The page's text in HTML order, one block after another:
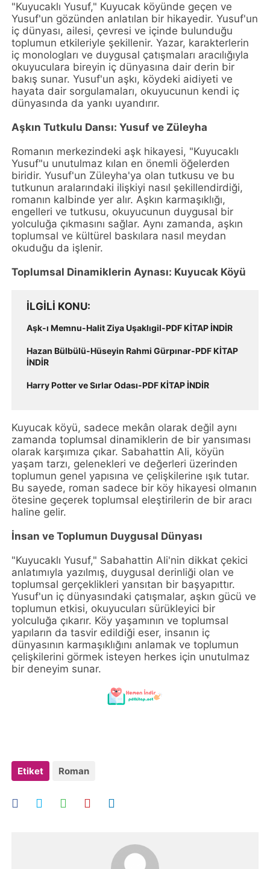
"Kuyucaklı Yusuf," Kuyucak köyünde geçen ve
Yusuf'un gözünden anlatılan bir hikayedir. Yusuf'un
iç dünyası, ailesi, çevresi ve içinde bulunduğu
toplumun etkileriyle şekillenir. Yazar, karakterlerin
iç monologları ve duygusal çatışmaları aracılığıyla
okuyuculara bireyin iç dünyasına dair derin bir
bakış sunar. Yusuf'un aşkı, köydeki aidiyeti ve
hayata dair sorgulamaları, okuyucunun kendi iç
dünyasında da yankı uyandırır.
Aşkın Tutkulu Dansı: Yusuf ve Züleyha
Romanın merkezindeki aşk hikayesi, "Kuyucaklı
Yusuf"u unutulmaz kılan en önemli öğelerden
biridir. Yusuf'un Züleyha'ya olan tutkusu ve bu
tutkunun aralarındaki ilişkiyi nasıl şekillendirdiği,
romanın kalbinde yer alır. Aşkın karmaşıklığı,
engelleri ve tutkusu, okuyucunun duygusal bir
yolculuğa çıkmasını sağlar. Aynı zamanda, aşkın
toplumsal ve kültürel baskılara nasıl meydan
okuduğu da işlenir.
Toplumsal Dinamiklerin Aynası: Kuyucak Köyü
İLGILI KONU
Aşk-ı Memnu-Halit Ziya Uşaklıgil-PDF KİTAP İNDİR
Hazan Bülbülü-Hüseyin Rahmi Gürpınar-PDF KİTAP
İNDİR
Harry Potter ve Sırlar Odası-PDF KİTAP İNDİR
Kuyucak köyü, sadece mekân olarak değil aynı
zamanda toplumsal dinamiklerin de bir yansıması
olarak karşımıza çıkar. Sabahattin Ali, köyün
yaşam tarzı, gelenekleri ve değerleri üzerinden
toplumun genel yapısına ve çelişkilerine ışık tutar.
Bu sayede, roman sadece bir köy hikayesi olmanın
ötesine geçerek toplumsal eleştirilerin de bir aracı
haline gelir.
İnsan ve Toplumun Duygusal Dünyası
"Kuyucaklı Yusuf," Sabahattin Ali'nin dikkat çekici
anlatımıyla yazılmış, duygusal derinliği olan ve
toplumsal gerçeklikleri yansıtan bir başyapıttır.
Yusuf'un iç dünyasındaki çatışmalar, aşkın gücü ve
toplumun etkisi, okuyucuları sürükleyici bir
yolculuğa çıkarır. Köy yaşamının ve toplumsal
yapıların da tasvir edildiği eser, insanın iç
dünyasının karmaşıklığını anlamak ve toplumun
çelişkilerini görmek isteyen herkes için unutulmaz
bir deneyim sunar.
Etiket Roman